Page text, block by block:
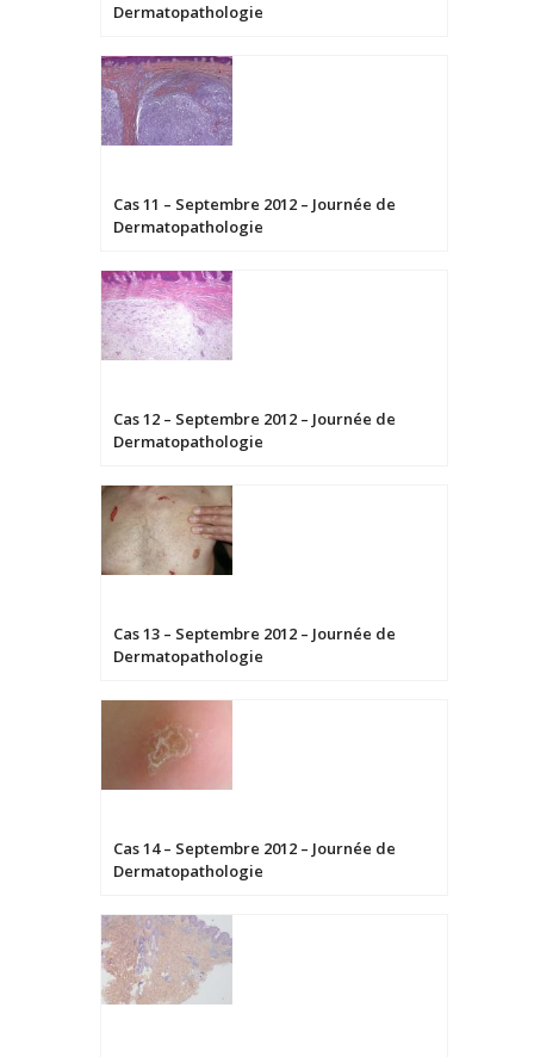
Dermatopathologie
Cas 11 – Septembre 2012 – Journée de
Dermatopathologie
Cas 12 – Septembre 2012 – Journée de
Dermatopathologie
Cas 13 – Septembre 2012 – Journée de
Dermatopathologie
Cas 14 – Septembre 2012 – Journée de
Dermatopathologie